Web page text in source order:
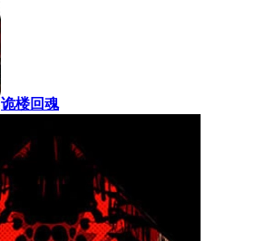
诡楼回魂